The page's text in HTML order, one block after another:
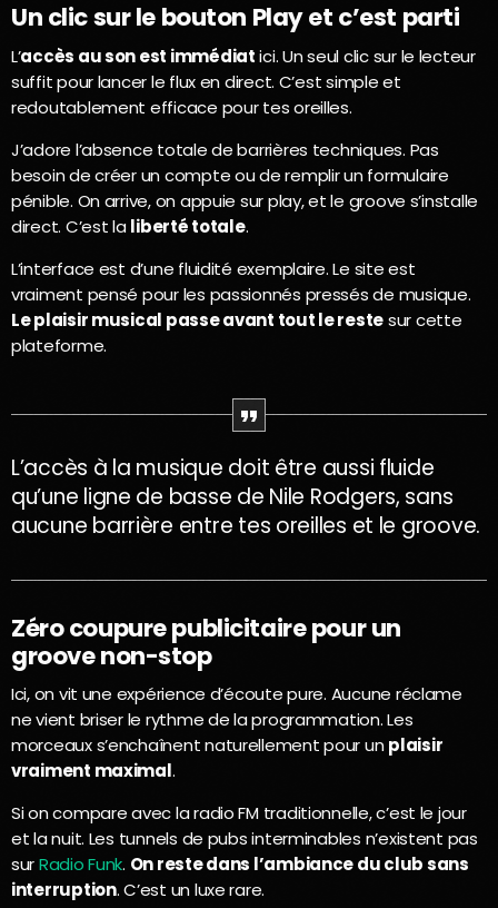
Un clic sur le bouton Play et c’est parti
L’accès au son est immédiatici. Un seul clic sur le lecteur
suffit pour lancer le flux en direct. C’est simple et
redoutablement efficace pour tes oreilles.
J’adore l’absence totale de barrières techniques. Pas
besoin de créer un compte ou de remplir un formulaire
pénible. On arrive, on appuie sur play, et le groove s’installe
direct. C’est laliberté totale.
L’interface est d’une fluidité exemplaire. Le site est
vraiment pensé pour les passionnés pressés de musique.
Le plaisir musical passe avant tout le restesur cette
plateforme.
L’accès à la musique doit être aussi fluide
qu’une ligne de basse de Nile Rodgers, sans
aucune barrière entre tes oreilles et le groove.
Zéro coupure publicitaire pour un
groove non-stop
Ici, on vit une expérience d’écoute pure. Aucune réclame
ne vient briser le rythme de la programmation. Les
morceaux s’enchaînent naturellement pour unplaisir
vraiment maximal.
Si on compare avec la radio FM traditionnelle, c’est le jour
et la nuit. Les tunnels de pubs interminables n’existent pas
surRadio Funk. On reste dans l’ambiance du club sans
interruption. C’est un luxe rare.